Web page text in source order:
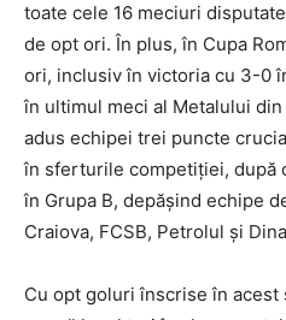
toate cele 16 meciuri
de opt ori. În plus, în Cupa
ori, inclusiv în victoria cu 3-0
în ultimul meci al Metalului
adus echipei trei puncte
în sferturile competiției, după
în Grupa B, depășind echipe
Craiova, FCSB, Petrolul și
Cu opt goluri înscrise în acest